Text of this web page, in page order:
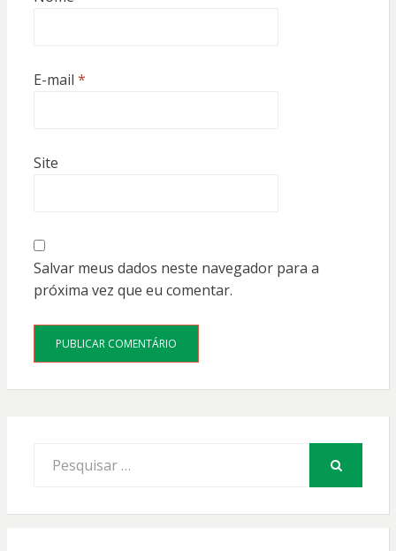
E-mail *
Site
Salvar meus dados neste navegador para a
próxima vez que eu comentar.
por: